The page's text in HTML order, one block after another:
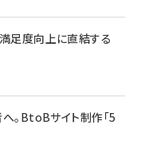
足度向上に直結する
。BtoBサイト制作「5